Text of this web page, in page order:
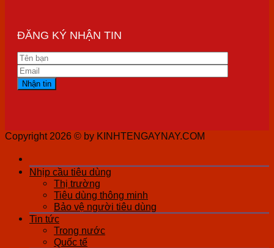
ĐĂNG KÝ NHẬN TIN
Copyright 2026 © by KINHTENGAYNAY.COM
Nhịp cầu tiêu dùng
Thị trường
Tiêu dùng thông minh
Bảo vệ người tiêu dùng
Tin tức
Trong nước
Quốc tế